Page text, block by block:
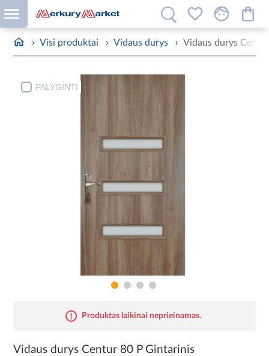
› Visi produktai › Vidaus durys › Vidaus durys
PALYGINTI
Produktas laikinai neprieinamas.
Vidaus durys Centur 80 P Gintarinis